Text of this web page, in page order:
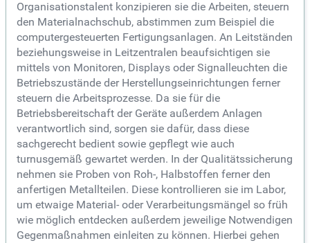
Organisationstalent konzipieren sie die Arbeiten, steuern
den Materialnachschub, abstimmen zum Beispiel die
computergesteuerten Fertigungsanlagen. An Leitständen
beziehungsweise in Leitzentralen beaufsichtigen sie
mittels von Monitoren, Displays oder Signalleuchten die
Betriebszustände der Herstellungseinrichtungen ferner
steuern die Arbeitsprozesse. Da sie für die
Betriebsbereitschaft der Geräte außerdem Anlagen
verantwortlich sind, sorgen sie dafür, dass diese
sachgerecht bedient sowie gepflegt wie auch
turnusgemäß gewartet werden. In der Qualitätssicherung
nehmen sie Proben von Roh-, Halbstoffen ferner den
anfertigen Metallteilen. Diese kontrollieren sie im Labor,
um etwaige Material- oder Verarbeitungsmängel so früh
wie möglich entdecken außerdem jeweilige Notwendigen
Gegenmaßnahmen einleiten zu können. Hierbei gehen